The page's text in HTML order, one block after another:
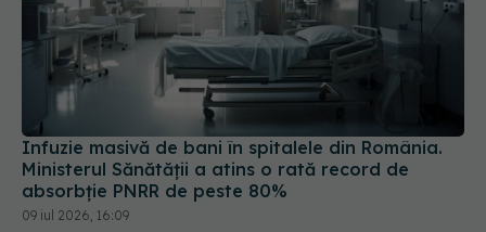
Infuzie masivă de bani în spitalele din România.
Ministerul Sănătății a atins o rată record de
absorbție PNRR de peste 80%
09 iul 2026, 16:09